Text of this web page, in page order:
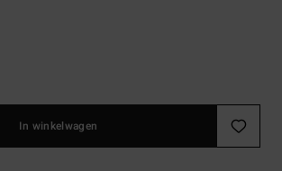
In winkelwagen